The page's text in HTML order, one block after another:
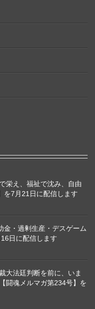
栄え、福祉で沈み、自由
を7月21日に配信します
金・過剰生産・デスゲーム
日に配信します
大法廷判断を前に、いま
闘魂メルマガ第234号】を